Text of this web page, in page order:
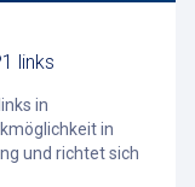
links
in
in
und richtet sich